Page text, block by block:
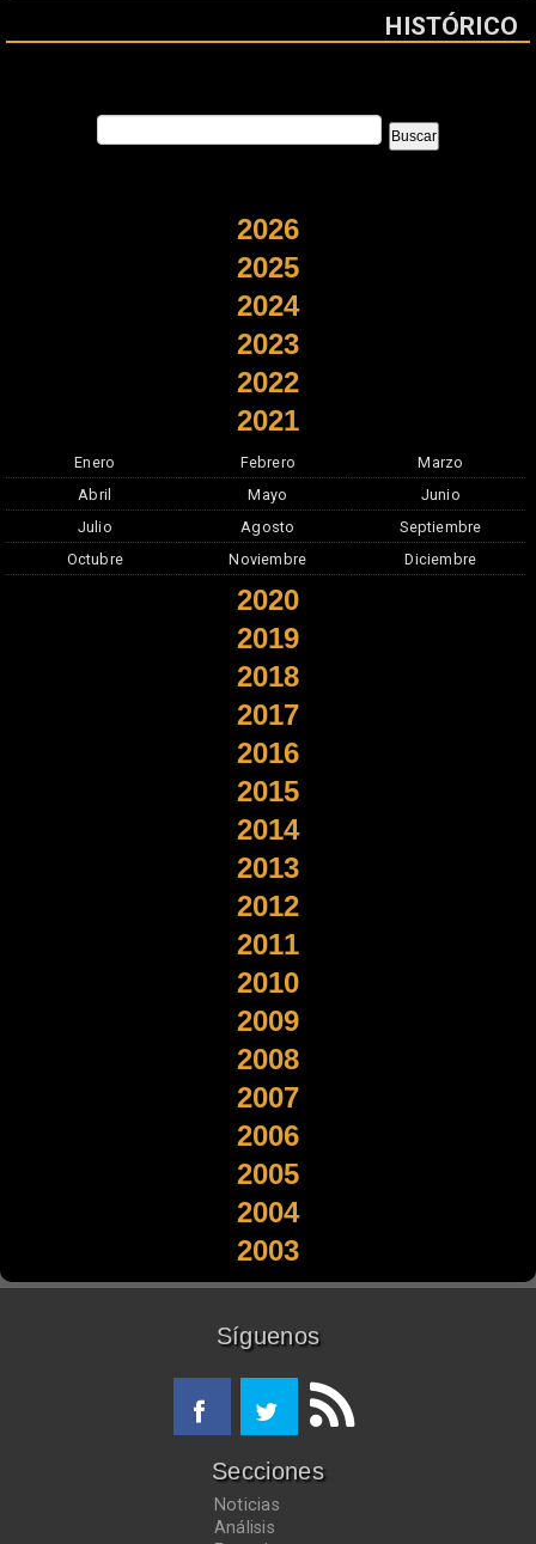
HISTÓRICO
2026
2025
2024
2023
2022
2021
Enero Febrero
Marzo
Abril
Mayo
Junio
Julio
Agosto
Septiembre
Octubre
Noviembre Diciembre
2020
2019
2018
2017
2016
2015
2014
2013
2012
2011
2010
2009
2008
2007
2006
2005
2004
2003
Síguenos
Secciones
Noticias
Análisis